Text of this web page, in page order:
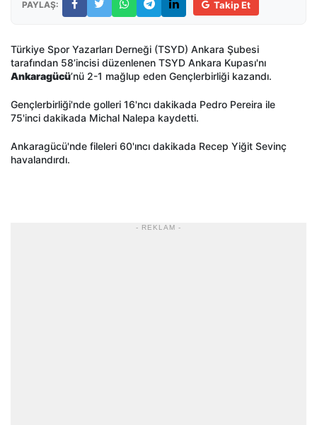
PAYLAŞ: Takip Et
Türkiye Spor Yazarları Derneği (TSYD) Ankara Şubesi
tarafından 58’incisi düzenlenen TSYD Ankara Kupası'nı
Ankaragücü’nü 2-1 mağlup eden Gençlerbirliği kazandı.
Gençlerbirliği'nde golleri 16'ncı dakikada Pedro Pereira ile
75'inci dakikada Michal Nalepa kaydetti.
Ankaragücü'nde fileleri 60'ıncı dakikada Recep Yiğit Sevinç
havalandırdı.
- REKLAM -